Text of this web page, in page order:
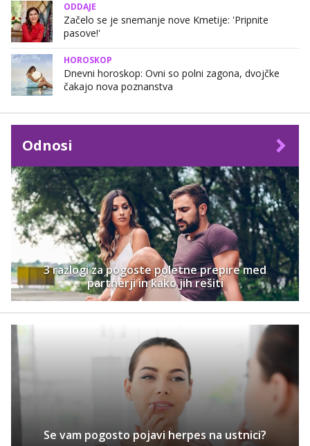
ODDAJE
Začelo se je snemanje nove Kmetije: 'Pripnite
pasove!'
HOROSKOP
Dnevni horoskop: Ovni so polni zagona, dvojčke
čakajo nova poznanstva
Odnosi
3 razlogi za pogoste poletne prepire med
partnerji in kako jih rešiti
Se vam pogosto pojavi herpes na ustnici?